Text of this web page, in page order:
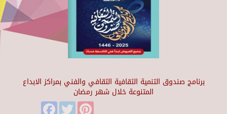
برنامج صندوق التنمية الثقافية الثقافي والفني بمراكز الابداع
المتنوعة خلال شهر رمضان
FacebookTwitter